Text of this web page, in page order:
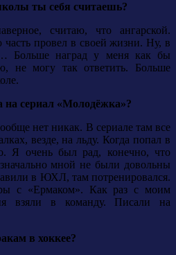
ты себя считаешь?
считаю, что ангарской.
провел в своей жизни. Ну, в
Больше наград у меня как бы
не могу так ответить. Больше
сериал «Молодёжка»?
нет никак. В сериале там все
везде, на льду. Когда попал в
Я очень был рад, конечно, что
мной не были довольны
в ЮХЛ, там потренировался.
с «Ермаком». Как раз с моим
взяли в команду. Писали на
в хоккее?